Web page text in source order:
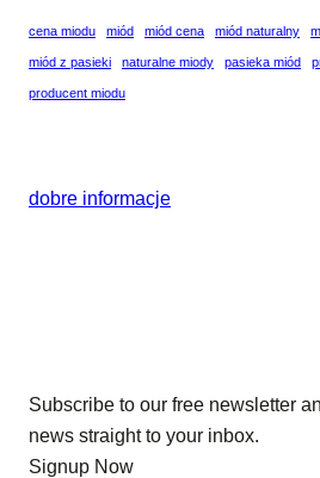
cena miodu miód miód cena miód naturalny
miód z pasieki naturalne miody pasieka miód
producent miodu
dobre informacje
Subscribe to our free newsletter
news straight to your inbox.
Signup Now